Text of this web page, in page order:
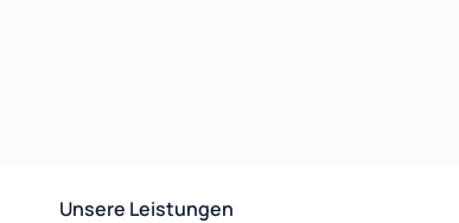
Unsere Leistungen